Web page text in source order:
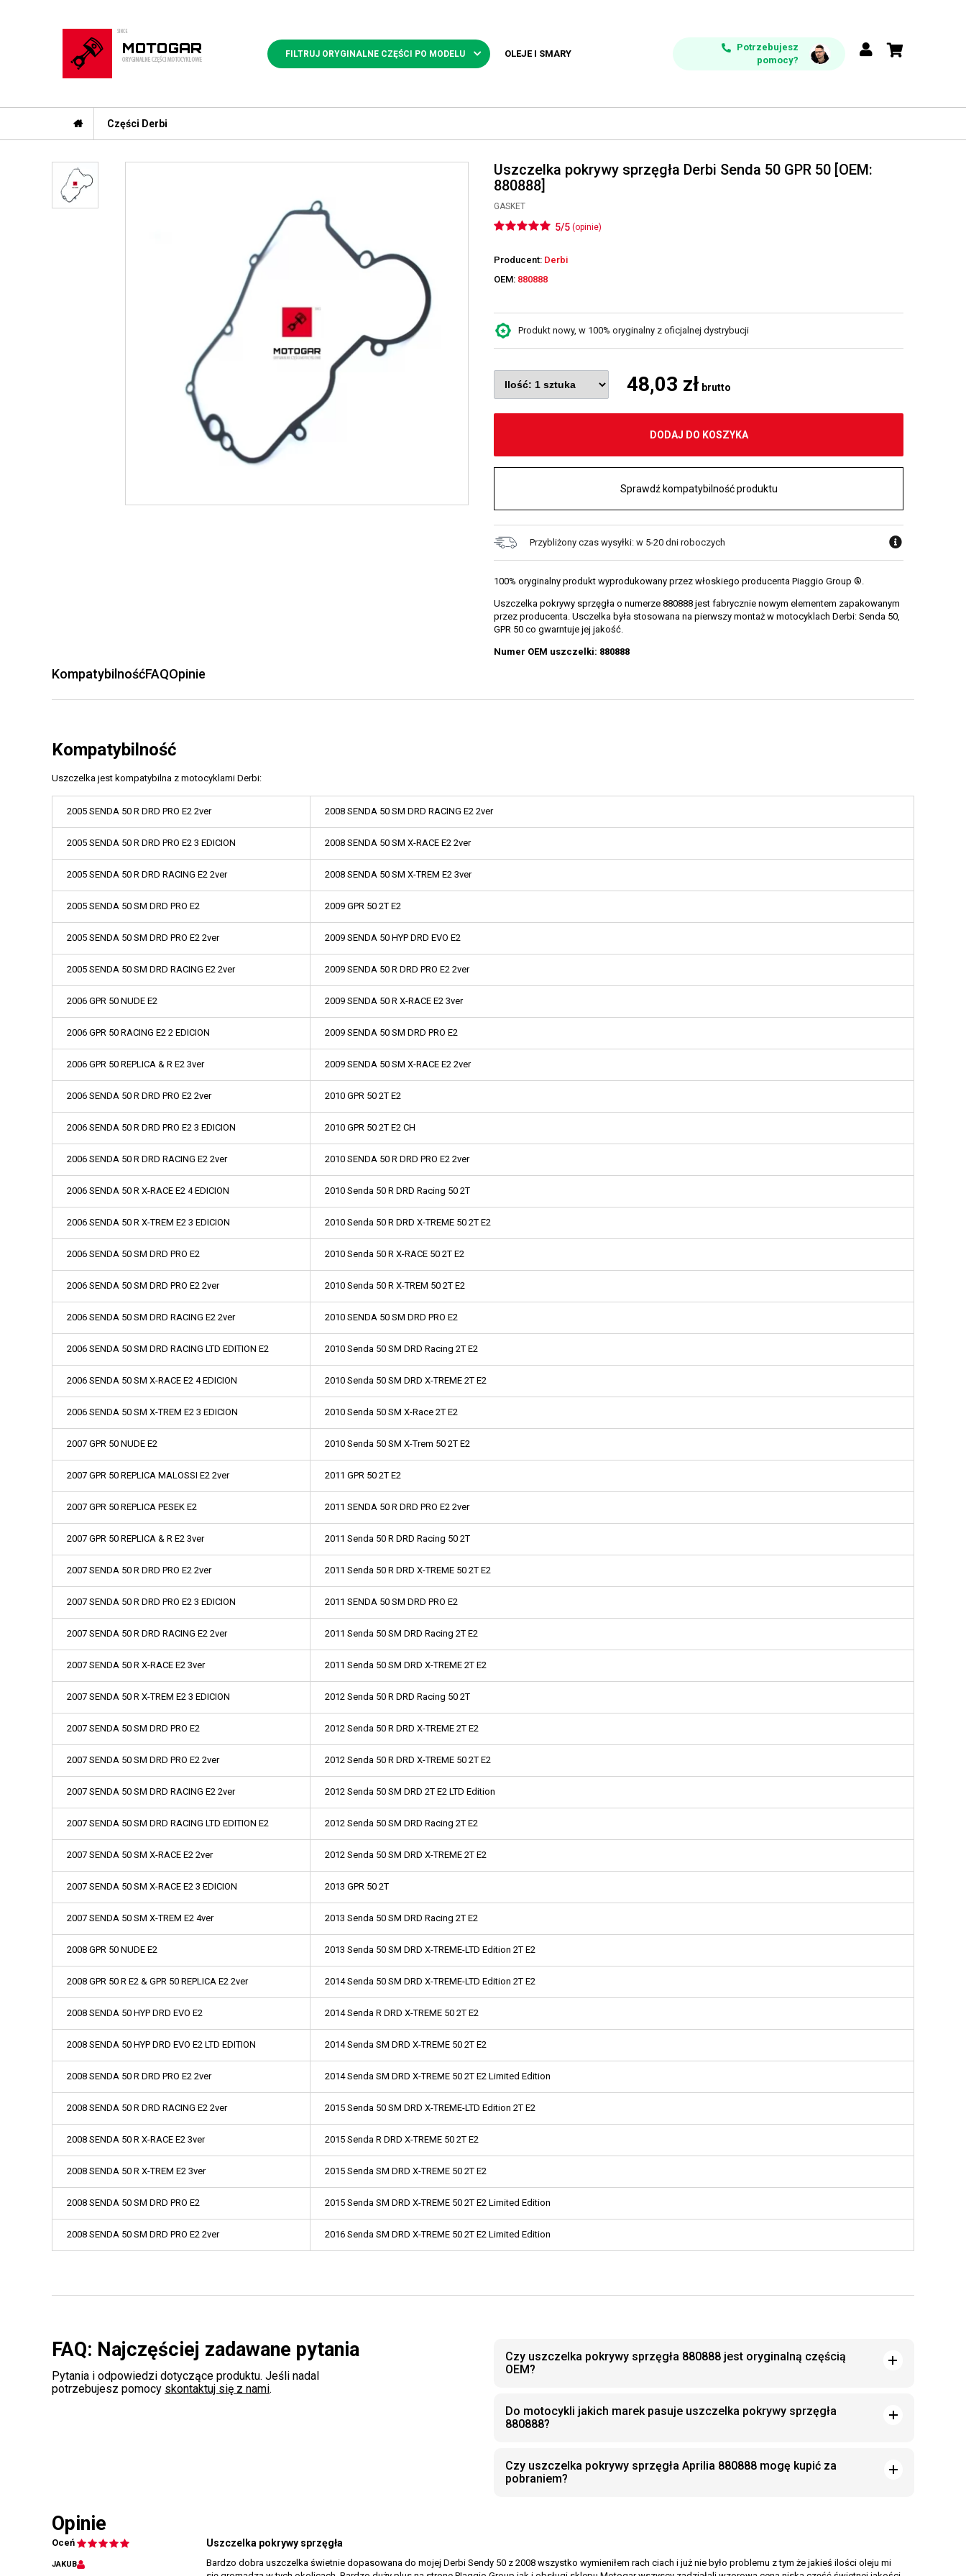
FILTRUJ ORYGINALNE CZĘŚCI PO MODELU OLEJE I SMARY
Potrzebujesz
pomocy?
Części Derbi
Uszczelka pokrywy sprzęgła Derbi Senda 50 GPR 50 [OEM:
880888]
GASKET
5/5 (opinie)
Producent: Derbi
OEM: 880888
Produkt nowy, w 100% oryginalny z oficjalnej dystrybucji
48,03 zł brutto
DODAJ DO KOSZYKA
Sprawdź kompatybilność produktu
Przybliżony czas wysyłki: w 5-20 dni roboczych
100% oryginalny produkt wyprodukowany przez włoskiego producenta Piaggio Group ®.
Uszczelka pokrywy sprzęgła o numerze 880888 jest fabrycznie nowym elementem zapakowanym
przez producenta. Usczelka była stosowana na pierwszy montaż w motocyklach Derbi: Senda 50,
GPR 50 co gwarntuje jej jakość.
Numer OEM uszczelki: 880888
KompatybilnośćFAQOpinie
Kompatybilność
Uszczelka jest kompatybilna z motocyklami Derbi:
2005 SENDA 50 R DRD PRO E2 2ver 2008 SENDA 50 SM DRD RACING E2 2ver
2005 SENDA 50 R DRD PRO E2 3 EDICION 2008 SENDA 50 SM X-RACE E2 2ver
2005 SENDA 50 R DRD RACING E2 2ver 2008 SENDA 50 SM X-TREM E2 3ver
2005 SENDA 50 SM DRD PRO E2 2009 GPR 50 2T E2
2005 SENDA 50 SM DRD PRO E2 2ver 2009 SENDA 50 HYP DRD EVO E2
2005 SENDA 50 SM DRD RACING E2 2ver 2009 SENDA 50 R DRD PRO E2 2ver
2006 GPR 50 NUDE E2 2009 SENDA 50 R X-RACE E2 3ver
2006 GPR 50 RACING E2 2 EDICION 2009 SENDA 50 SM DRD PRO E2
2006 GPR 50 REPLICA & R E2 3ver 2009 SENDA 50 SM X-RACE E2 2ver
2006 SENDA 50 R DRD PRO E2 2ver 2010 GPR 50 2T E2
2006 SENDA 50 R DRD PRO E2 3 EDICION 2010 GPR 50 2T E2 CH
2006 SENDA 50 R DRD RACING E2 2ver 2010 SENDA 50 R DRD PRO E2 2ver
2006 SENDA 50 R X-RACE E2 4 EDICION 2010 Senda 50 R DRD Racing 50 2T
2006 SENDA 50 R X-TREM E2 3 EDICION 2010 Senda 50 R DRD X-TREME 50 2T E2
2006 SENDA 50 SM DRD PRO E2 2010 Senda 50 R X-RACE 50 2T E2
2006 SENDA 50 SM DRD PRO E2 2ver 2010 Senda 50 R X-TREM 50 2T E2
2006 SENDA 50 SM DRD RACING E2 2ver 2010 SENDA 50 SM DRD PRO E2
2006 SENDA 50 SM DRD RACING LTD EDITION E2 2010 Senda 50 SM DRD Racing 2T E2
2006 SENDA 50 SM X-RACE E2 4 EDICION 2010 Senda 50 SM DRD X-TREME 2T E2
2006 SENDA 50 SM X-TREM E2 3 EDICION 2010 Senda 50 SM X-Race 2T E2
2007 GPR 50 NUDE E2 2010 Senda 50 SM X-Trem 50 2T E2
2007 GPR 50 REPLICA MALOSSI E2 2ver 2011 GPR 50 2T E2
2007 GPR 50 REPLICA PESEK E2 2011 SENDA 50 R DRD PRO E2 2ver
2007 GPR 50 REPLICA & R E2 3ver 2011 Senda 50 R DRD Racing 50 2T
2007 SENDA 50 R DRD PRO E2 2ver 2011 Senda 50 R DRD X-TREME 50 2T E2
2007 SENDA 50 R DRD PRO E2 3 EDICION 2011 SENDA 50 SM DRD PRO E2
2007 SENDA 50 R DRD RACING E2 2ver 2011 Senda 50 SM DRD Racing 2T E2
2007 SENDA 50 R X-RACE E2 3ver 2011 Senda 50 SM DRD X-TREME 2T E2
2007 SENDA 50 R X-TREM E2 3 EDICION 2012 Senda 50 R DRD Racing 50 2T
2007 SENDA 50 SM DRD PRO E2 2012 Senda 50 R DRD X-TREME 2T E2
2007 SENDA 50 SM DRD PRO E2 2ver 2012 Senda 50 R DRD X-TREME 50 2T E2
2007 SENDA 50 SM DRD RACING E2 2ver 2012 Senda 50 SM DRD 2T E2 LTD Edition
2007 SENDA 50 SM DRD RACING LTD EDITION E2 2012 Senda 50 SM DRD Racing 2T E2
2007 SENDA 50 SM X-RACE E2 2ver 2012 Senda 50 SM DRD X-TREME 2T E2
2007 SENDA 50 SM X-RACE E2 3 EDICION 2013 GPR 50 2T
2007 SENDA 50 SM X-TREM E2 4ver 2013 Senda 50 SM DRD Racing 2T E2
2008 GPR 50 NUDE E2 2013 Senda 50 SM DRD X-TREME-LTD Edition 2T E2
2008 GPR 50 R E2 & GPR 50 REPLICA E2 2ver 2014 Senda 50 SM DRD X-TREME-LTD Edition 2T E2
2008 SENDA 50 HYP DRD EVO E2 2014 Senda R DRD X-TREME 50 2T E2
2008 SENDA 50 HYP DRD EVO E2 LTD EDITION 2014 Senda SM DRD X-TREME 50 2T E2
2008 SENDA 50 R DRD PRO E2 2ver 2014 Senda SM DRD X-TREME 50 2T E2 Limited Edition
2008 SENDA 50 R DRD RACING E2 2ver 2015 Senda 50 SM DRD X-TREME-LTD Edition 2T E2
2008 SENDA 50 R X-RACE E2 3ver 2015 Senda R DRD X-TREME 50 2T E2
2008 SENDA 50 R X-TREM E2 3ver 2015 Senda SM DRD X-TREME 50 2T E2
2008 SENDA 50 SM DRD PRO E2 2015 Senda SM DRD X-TREME 50 2T E2 Limited Edition
2008 SENDA 50 SM DRD PRO E2 2ver 2016 Senda SM DRD X-TREME 50 2T E2 Limited Edition
FAQ: Najczęściej zadawane pytania
Pytania i odpowiedzi dotyczące produktu. Jeśli nadal
potrzebujesz pomocy skontaktuj się z nami.
Czy uszczelka pokrywy sprzęgła 880888 jest oryginalną częścią
OEM?
Do motocykli jakich marek pasuje uszczelka pokrywy sprzęgła
880888?
Czy uszczelka pokrywy sprzęgła Aprilia 880888 mogę kupić za
pobraniem?
Opinie
Oceń
JAKUB
Uszczelka pokrywy sprzęgła
Bardzo dobra uszczelka świetnie dopasowana do mojej Derbi Sendy 50 z 2008 wszystko wymieniłem rach ciach i już nie było problemu z tym że jakieś ilości oleju mi